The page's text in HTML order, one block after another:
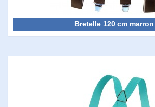
Bretelle 120 cm marron